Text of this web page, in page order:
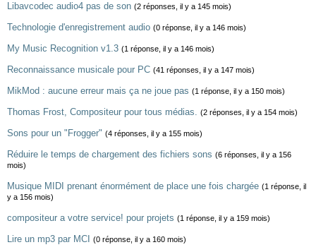
Libavcodec audio4 pas de son (2 réponses, il y a 145 mois)
Technologie d'enregistrement audio (0 réponse, il y a 146 mois)
My Music Recognition v1.3 (1 réponse, il y a 146 mois)
Reconnaissance musicale pour PC (41 réponses, il y a 147 mois)
MikMod : aucune erreur mais ça ne joue pas (1 réponse, il y a 150 mois)
Thomas Frost, Compositeur pour tous médias. (2 réponses, il y a 154 mois)
Sons pour un "Frogger" (4 réponses, il y a 155 mois)
Réduire le temps de chargement des fichiers sons (6 réponses, il y a 156
mois)
Musique MIDI prenant énormément de place une fois chargée (1 réponse, il
y a 156 mois)
compositeur a votre service! pour projets (1 réponse, il y a 159 mois)
Lire un mp3 par MCI (0 réponse, il y a 160 mois)